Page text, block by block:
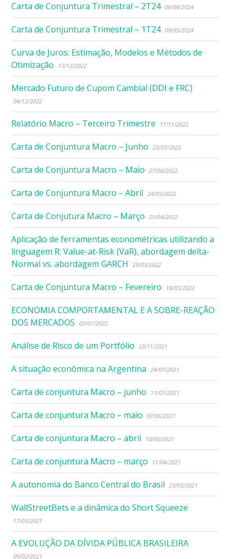
Carta de Conjuntura Trimestral – 2T24 06/08/2024
Carta de Conjuntura Trimestral – 1T24 09/05/2024
Curva de Juros: Estimação, Modelos e Métodos de
Otimização
15/12/2022
Mercado Futuro de Cupom Cambial (DDI e FRC)
04/12/2022
Relatório Macro – Terceiro Trimestre 17/11/2022
Carta de Conjuntura Macro – Junho 23/07/2022
Carta de Conjuntura Macro – Maio 27/06/2022
Carta de Conjuntura Macro – Abril 24/05/2022
Carta de Conjutura Macro – Março 25/04/2022
Aplicação de ferramentas econométricas utilizando a
linguagem R: Value-at-Risk (VaR), abordagem delta-
Normal vs. abordagem GARCH
29/03/2022
Carta de Conjuntura Macro – Fevereiro 18/03/2022
ECONOMIA COMPORTAMENTAL E A SOBRE-REAÇÃO
DOS MERCADOS
03/01/2022
Análise de Risco de um Portfólio 23/11/2021
A situação econômica na Argentina 24/07/2021
Carta de conjuntura Macro – junho 11/07/2021
Carta de conjuntura Macro – maio 07/06/2021
Carta de conjuntura Macro – abril 10/05/2021
Carta de conjuntura Macro – março 11/04/2021
A autonomia do Banco Central do Brasil 23/03/2021
WallStreetBets e a dinâmica do Short Squeeze
17/03/2021
A EVOLUÇÃO DA DÍVIDA PÚBLICA BRASILEIRA
09/02/2021